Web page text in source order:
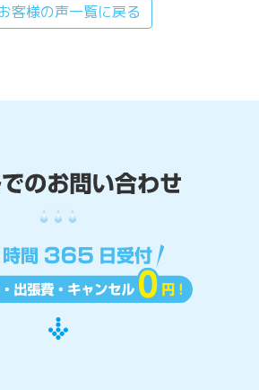
客様の声一覧に戻る